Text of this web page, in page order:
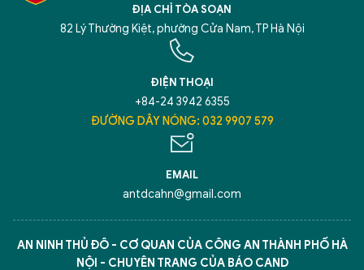
ĐỊA CHỈ TÒA SOẠN
82 Lý Thường Kiệt, phường Cửa Nam, TP Hà Nội
ĐIỆN THOẠI
+84-24 3942 6355
ĐƯỜNG DÂY NÓNG: 032 9907 579
EMAIL
antdcahn@gmail.com
AN NINH THỦ ĐÔ - CƠ QUAN CỦA CÔNG AN THÀNH PHỐ HÀ
NỘI - CHUYÊN TRANG CỦA BÁO CAND